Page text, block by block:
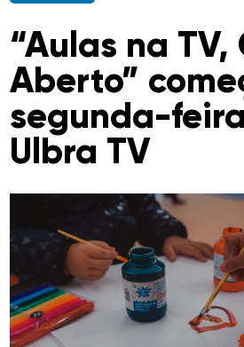
“Aulas na TV,
Aberto”
segunda-
Ulbra TV